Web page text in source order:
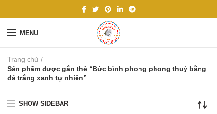
MENU
Trang chủ
Sản phẩm được gắn thẻ “Bức bình phong phong thuỷ bằng
đá trắng xanh tự nhiên”
SHOW SIDEBAR